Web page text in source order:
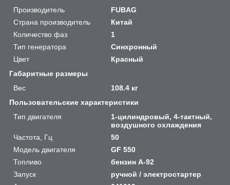
Производитель
FUBAG
Страна производитель
Китай
Количество фаз
1
Тип генератора
Синхронный
Цвет
Красный
Габаритные размеры
Вес
108.4 кг
Пользовательские характеристики
Тип двигателя
1-цилиндровый, 4-тактный,
воздушного охлаждения
Частота, Гц
50
Модель двигателя
GF 550
Топливо
бензин А-92
Запуск
ручной / электростартер